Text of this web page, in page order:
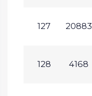
127 20883
128 4168